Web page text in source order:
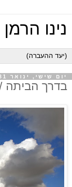
נינו
יום שישי, ינואר 31, 2014
בדרך